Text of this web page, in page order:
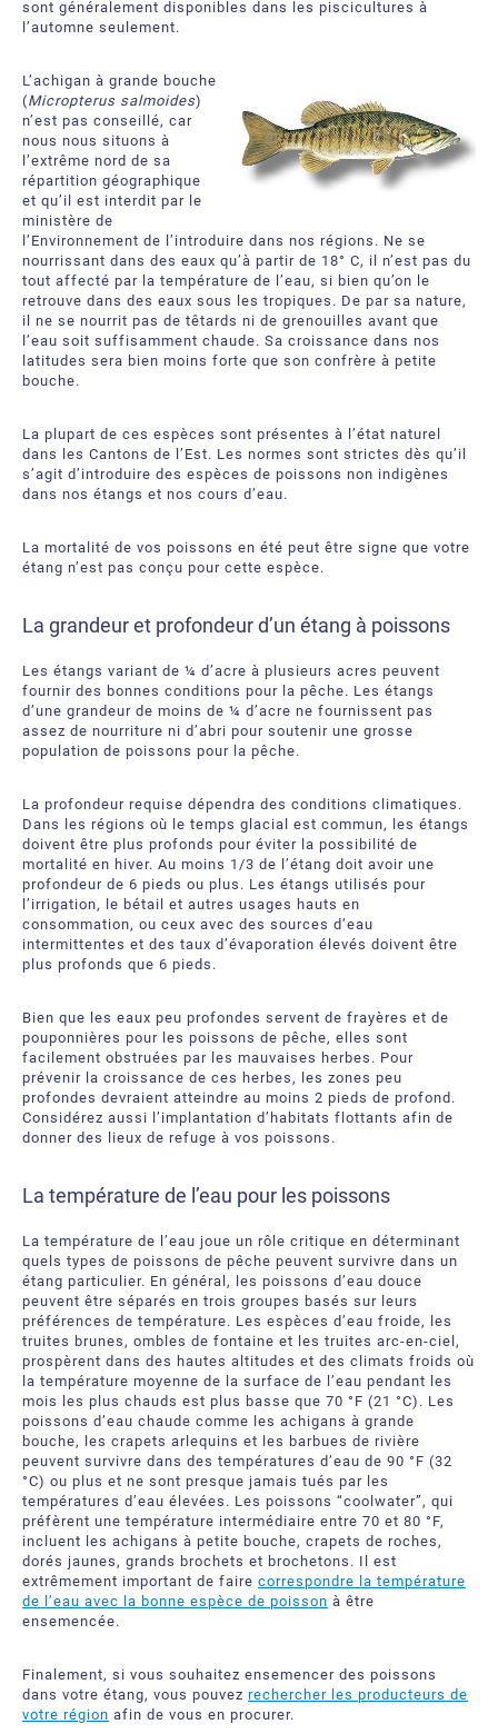
sont généralement disponibles dans les piscicultures à
l’automne seulement.
L’achigan à grande bouche
(Micropterus salmoides)
n’est pas conseillé, car
nous nous situons à
l’extrême nord de sa
répartition géographique
et qu’il est interdit par le
ministère de
l’Environnement de l’introduire dans nos régions. Ne se
nourrissant dans des eaux qu’à partir de 18° C, il n’est pas du
tout affecté par la température de l’eau, si bien qu’on le
retrouve dans des eaux sous les tropiques. De par sa nature,
il ne se nourrit pas de têtards ni de grenouilles avant que
l’eau soit suffisamment chaude. Sa croissance dans nos
latitudes sera bien moins forte que son confrère à petite
bouche.
La plupart de ces espèces sont présentes à l’état naturel
dans les Cantons de l’Est. Les normes sont strictes dès qu’il
s’agit d’introduire des espèces de poissons non indigènes
dans nos étangs et nos cours d’eau.
La mortalité de vos poissons en été peut être signe que votre
étang n’est pas conçu pour cette espèce.
La grandeur et profondeur d’un étang à poissons
Les étangs variant de ¼ d’acre à plusieurs acres peuvent
fournir des bonnes conditions pour la pêche. Les étangs
d’une grandeur de moins de ¼ d’acre ne fournissent pas
assez de nourriture ni d’abri pour soutenir une grosse
population de poissons pour la pêche.
La profondeur requise dépendra des conditions climatiques.
Dans les régions où le temps glacial est commun, les étangs
doivent être plus profonds pour éviter la possibilité de
mortalité en hiver. Au moins 1/3 de l’étang doit avoir une
profondeur de 6 pieds ou plus. Les étangs utilisés pour
l’irrigation, le bétail et autres usages hauts en
consommation, ou ceux avec des sources d’eau
intermittentes et des taux d’évaporation élevés doivent être
plus profonds que 6 pieds.
Bien que les eaux peu profondes servent de frayères et de
pouponnières pour les poissons de pêche, elles sont
facilement obstruées par les mauvaises herbes. Pour
prévenir la croissance de ces herbes, les zones peu
profondes devraient atteindre au moins 2 pieds de profond.
Considérez aussi l’implantation d’habitats flottants afin de
donner des lieux de refuge à vos poissons.
La température de l’eau pour les poissons
La température de l’eau joue un rôle critique en déterminant
quels types de poissons de pêche peuvent survivre dans un
étang particulier. En général, les poissons d’eau douce
peuvent être séparés en trois groupes basés sur leurs
préférences de température. Les espèces d’eau froide, les
truites brunes, ombles de fontaine et les truites arc-en-ciel,
prospèrent dans des hautes altitudes et des climats froids où
la température moyenne de la surface de l’eau pendant les
mois les plus chauds est plus basse que 70 °F (21 °C). Les
poissons d’eau chaude comme les achigans à grande
bouche, les crapets arlequins et les barbues de rivière
peuvent survivre dans des températures d’eau de 90 °F (32
°C) ou plus et ne sont presque jamais tués par les
températures d’eau élevées. Les poissons “coolwater”, qui
préfèrent une température intermédiaire entre 70 et 80 °F,
incluent les achigans à petite bouche, crapets de roches,
dorés jaunes, grands brochets et brochetons. Il est
extrêmement important de faire correspondre la température
de l’eau avec la bonne espèce de poisson à être
ensemencée.
Finalement, si vous souhaitez ensemencer des poissons
dans votre étang, vous pouvez rechercher les producteurs de
votre région afin de vous en procurer.